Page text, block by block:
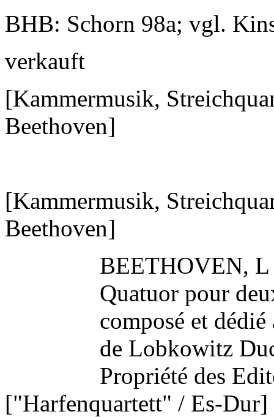
BHB: Schorn 98a; vgl.
verkauft
[Kammermusik,
Beethoven]
[Kammermusik,
Beethoven]
BEETHOVEN,
Quatuor pour
composé et
de Lobkowitz
Propriété des
["Harfenquartett" / Es-Dur]